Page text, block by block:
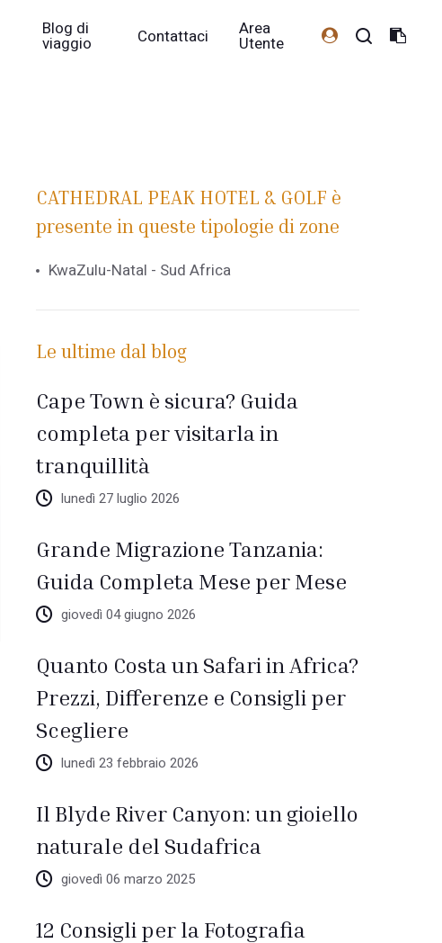
Blog di
viaggio Contattaci Area
Utente
CATHEDRAL PEAK HOTEL & GOLF è
presente in queste tipologie di zone
KwaZulu-Natal - Sud Africa
Le ultime dal blog
Cape Town è sicura? Guida
completa per visitarla in
tranquillità
lunedì 27 luglio 2026
Grande Migrazione Tanzania:
Guida Completa Mese per Mese
giovedì 04 giugno 2026
Quanto Costa un Safari in Africa?
Prezzi, Differenze e Consigli per
Scegliere
lunedì 23 febbraio 2026
Il Blyde River Canyon: un gioiello
naturale del Sudafrica
giovedì 06 marzo 2025
12 Consigli per la Fotografia